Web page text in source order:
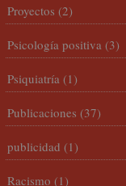
Proyectos (2)
Psicología positiva (3)
Psiquiatría (1)
Publicaciones (37)
publicidad (1)
Racismo (1)